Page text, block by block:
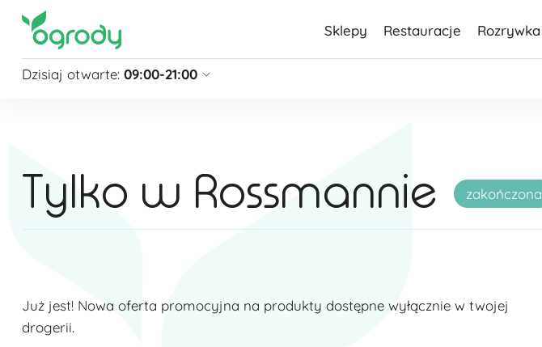
Sklepy Restauracje Rozrywka
Dzisiaj otwarte: 09:00-21:00
zobacz więcej »
Tylko w Rossmannie zakończona
Już jest! Nowa oferta promocyjna na produkty dostępne wyłącznie w twojej
drogerii.